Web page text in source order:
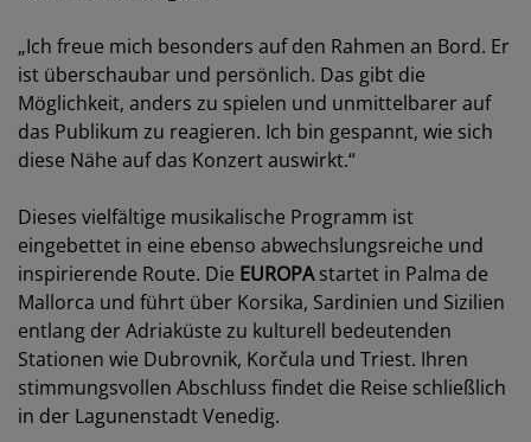
„Ich freue mich besonders auf den Rahmen an Bord. Er
ist überschaubar und persönlich. Das gibt die
Möglichkeit, anders zu spielen und unmittelbarer auf
das Publikum zu reagieren. Ich bin gespannt, wie sich
diese Nähe auf das Konzert auswirkt.“
Dieses vielfältige musikalische Programm ist
eingebettet in eine ebenso abwechslungsreiche und
inspirierende Route. Die EUROPAstartet in Palma de
Mallorca und führt über Korsika, Sardinien und Sizilien
entlang der Adriaküste zu kulturell bedeutenden
Stationen wie Dubrovnik, Korčula und Triest. Ihren
stimmungsvollen Abschluss findet die Reise schließlich
in der Lagunenstadt Venedig.